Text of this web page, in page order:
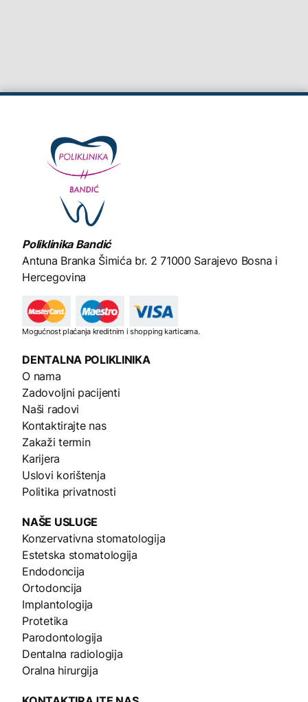
Poliklinika Bandić
Antuna Branka Šimića br. 2 71000 Sarajevo Bosna i
Hercegovina
Mogućnost plaćanja kreditnim i shopping karticama.
DENTALNA POLIKLINIKA
O nama
Zadovoljni pacijenti
Naši radovi
Kontaktirajte nas
Zakaži termin
Karijera
Uslovi korištenja
Politika privatnosti
NAŠE USLUGE
Konzervativna stomatologija
Estetska stomatologija
Endodoncija
Ortodoncija
Implantologija
Protetika
Parodontologija
Dentalna radiologija
Oralna hirurgija